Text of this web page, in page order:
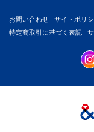
お問い合わせ サイトポリ
特定商取引に基づく表記